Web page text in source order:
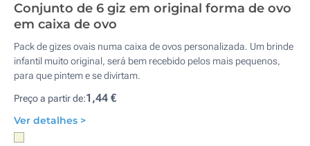
Conjunto de 6 giz em original forma de ovo
em caixa de ovo
Pack de gizes ovais numa caixa de ovos personalizada. Um brinde
infantil muito original, será bem recebido pelos mais pequenos,
para que pintem e se divirtam.
Preço a partir de:1,44 €
Ver detalhes >